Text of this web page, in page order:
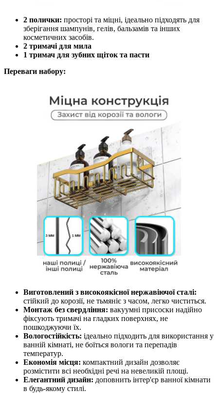
2 полички: просторі та міцні, ідеально підходять для
зберігання шампунів, гелів, бальзамів та інших
косметичних засобів.
2 тримачі для мила
1 тримач для зубних щіток та пасти
Переваги набору:
Виготовлений з високоякісної нержавіючої сталі:
стійкий до корозії, не тьмяніє з часом, легко чиститься.
Монтаж без свердління: вакуумні присоски надійно
фіксують тримачі на гладких поверхнях, не
пошкоджуючи їх.
Вологостійкість: ідеально підходить для використання у
ванній кімнаті, не боїться вологи та перепадів
температур.
Економія місця: компактний дизайн дозволяє
розмістити всі необхідні речі на невеликій площі.
Елегантний дизайн: доповнить інтер'єр ванної кімнати
в будь-якому стилі.